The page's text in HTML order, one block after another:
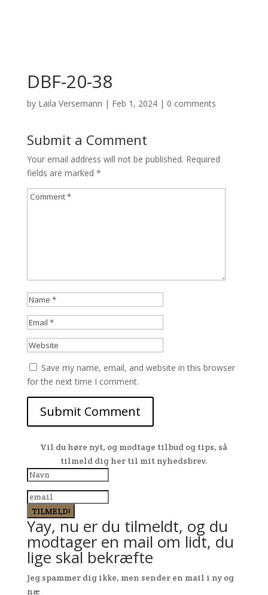
DBF-20-38
by Laila Versemann | Feb 1, 2024| 0 comments
Submit a Comment
Your email address will not be published. Required
fields are marked *
Save my name, email, and website in this browser
for the next time I comment.
Vil du høre nyt, og modtage tilbud og tips, så
tilmeld dig her til mit nyhedsbrev.
TILMELD!
Yay, nu er du tilmeldt, og du
modtager en mail om lidt, du
lige skal bekræfte
Jeg spammer dig ikke, men sender en mail i ny og
næ